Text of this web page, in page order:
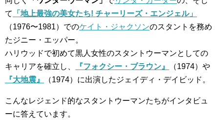
て
「地上最強の美女たち! チャーリーズ・エンジェル」
（1976〜1981）でのケイト・ジャクソンのスタントを務め
たジニー・エッパー。
ハリウッドで初めて黒人女性のスタントウーマンとしての
キャリアを確立し、
『フォクシー・ブラウン』
（1974）や
『大地震』
（1974）に出演したジェイディ・デイビッド。
こんなレジェンド的なスタントウーマンたちがインタビュ
ーに答えています。